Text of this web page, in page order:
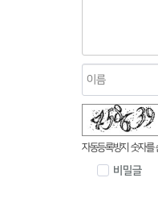
자동등록방지 숫자를
비밀글